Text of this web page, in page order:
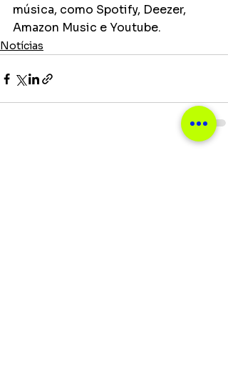
música, como Spotify, Deezer,
Amazon Music e Youtube.
Notícias